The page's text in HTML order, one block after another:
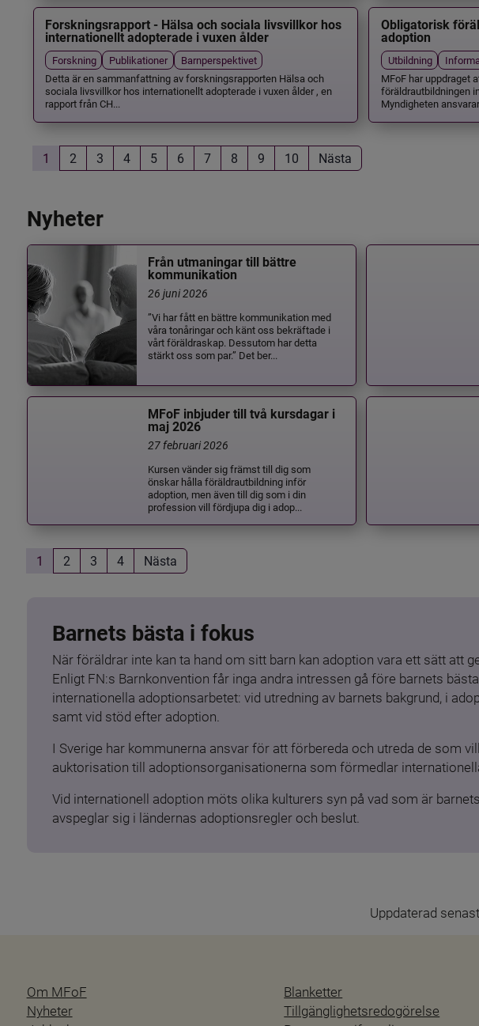
Forskningsrapport - Hälsa och sociala livsvillkor hos
internationellt adopterade i vuxen ålder
Forskning Publikationer
Barnperspektivet
Detta är en sammanfattning av forskningsrapporten Hälsa och
sociala livsvillkor hos internationellt adopterade i vuxen ålder , en
rapport från CH...
Obligatorisk
adoption
Utbildning
MFoF har uppdraget
föräldrautbildningen
Myndigheten
1 2 3 4 5 6 7 8 9 10 Nästa
Nyheter
Från utmaningar till bättre
kommunikation
26 juni 2026
”Vi har fått en bättre kommunikation med
våra tonåringar och känt oss bekräftade i
vårt föräldraskap. Dessutom har detta
stärkt oss som par.” Det ber...
MFoF inbjuder till två kursdagar i
maj 2026
27 februari 2026
Kursen vänder sig främst till dig som
önskar hålla föräldrautbildning inför
adoption, men även till dig som i din
profession vill fördjupa dig i adop...
1 2 3 4 Nästa
Barnets bästa i fokus
När föräldrar inte kan ta hand om sitt barn kan adoption vara ett sätt att
Enligt FN:s Barnkonvention får inga andra intressen gå före barnets
internationella adoptionsarbetet: vid utredning av barnets bakgrund, i
samt vid stöd efter adoption.
I Sverige har kommunerna ansvar för att förbereda och utreda de som
auktorisation till adoptionsorganisationerna som förmedlar
Vid internationell adoption möts olika kulturers syn på vad som är
avspeglar sig i ländernas adoptionsregler och beslut.
Uppdaterad senast
Om MFoF
Nyheter
Blanketter
Tillgänglighetsredogörelse